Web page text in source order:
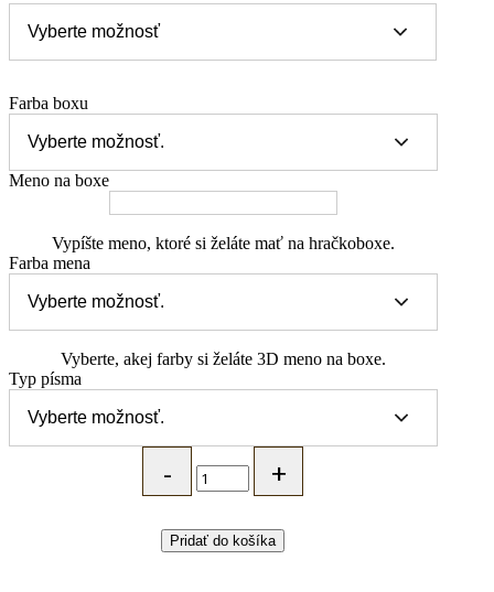
Farba boxu
Meno na boxe
Vypíšte meno, ktoré si želáte mať na hračkoboxe.
Farba mena
Vyberte, akej farby si želáte 3D meno na boxe.
Typ písma
Hračkobox
s
drevená
Pridať do košíka